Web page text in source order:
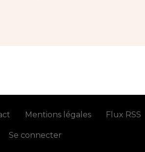
Mentions légales Flux RSS
Se connecter